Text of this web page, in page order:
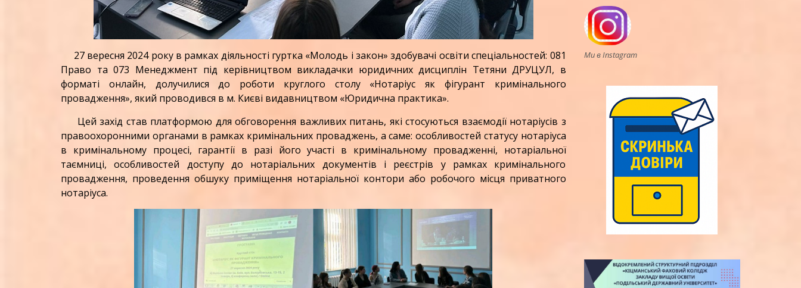
27 вересня 2024 року в рамках діяльності гуртка «Молодь і закон» здобувачі освіти спеціальностей: 081
Право та 073 Менеджмент під керівництвом викладачки юридичних дисциплін Тетяни ДРУЦУЛ, в
форматі онлайн, долучилися до роботи круглого столу «Нотаріус як фігурант кримінального
провадження», який проводився в м. Києві видавництвом «Юридична практика».
Цей захід став платформою для обговорення важливих питань, які стосуються взаємодії нотаріусів з
правоохоронними органами в рамках кримінальних проваджень, а саме: особливостей статусу нотаріуса
в кримінальному процесі, гарантії в разі його участі в кримінальному провадженні, нотаріальної
таємниці, особливостей доступу до нотаріальних документів і реєстрів у рамках кримінального
провадження, проведення обшуку приміщення нотаріальної контори або робочого місця приватного
нотаріуса.
Ми в Instagram